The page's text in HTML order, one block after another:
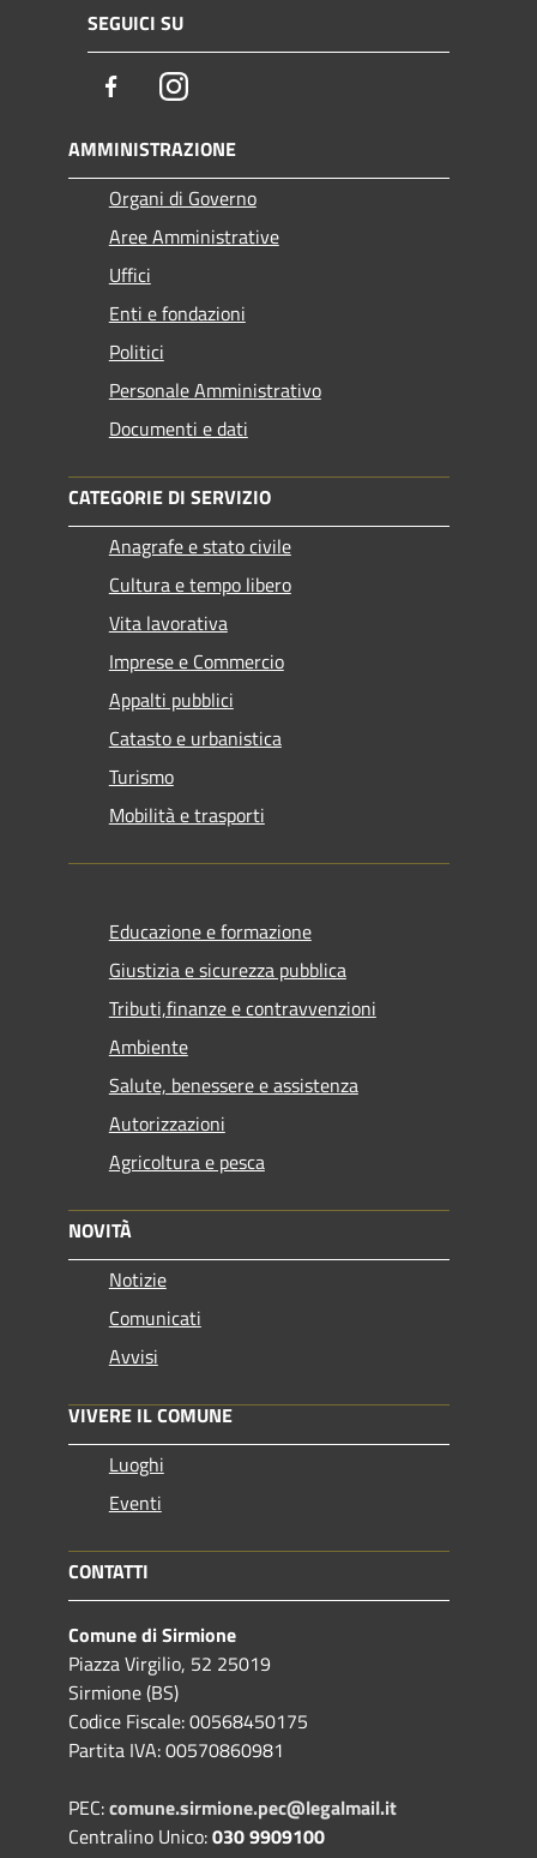
SEGUICI SU
FacebookInstagram
AMMINISTRAZIONE
Organi di Governo
Aree Amministrative
Uffici
Enti e fondazioni
Politici
Personale Amministrativo
Documenti e dati
CATEGORIE DI SERVIZIO
Anagrafe e stato civile
Cultura e tempo libero
Vita lavorativa
Imprese e Commercio
Appalti pubblici
Catasto e urbanistica
Turismo
Mobilità e trasporti
Educazione e formazione
Giustizia e sicurezza pubblica
Tributi,finanze e contravvenzioni
Ambiente
Salute, benessere e assistenza
Autorizzazioni
Agricoltura e pesca
NOVITÀ
Notizie
Comunicati
Avvisi
VIVERE IL COMUNE
Luoghi
Eventi
CONTATTI
Comune di Sirmione
Piazza Virgilio, 52 25019
Sirmione (BS)
Codice Fiscale: 00568450175
Partita IVA: 00570860981
PEC:comune.sirmione.pec@legalmail.it
Centralino Unico:030 9909100